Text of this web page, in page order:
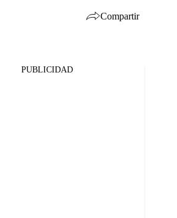
Compartir
PUBLICIDAD